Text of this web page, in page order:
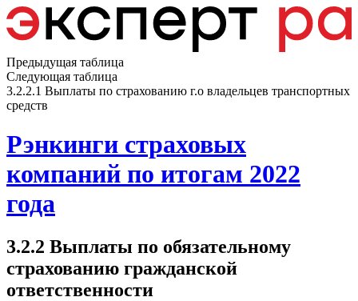
Предыдущая таблица
Следующая таблица
3.2.2.1 Выплаты по страхованию г.о владельцев транспортных
средств
Рэнкинги страховых
компаний по итогам 2022
года
3.2.2 Выплаты по обязательному
страхованию гражданской
ответственности